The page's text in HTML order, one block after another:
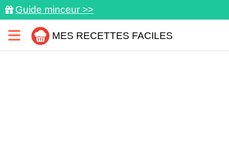
Guide minceur >>
MES RECETTES FACILES